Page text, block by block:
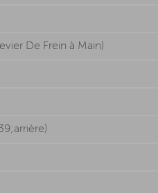
De Frein à Main)